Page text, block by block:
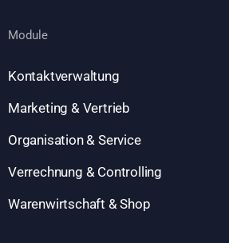
Module
Kontaktverwaltung
Marketing & Vertrieb
Organisation & Service
Verrechnung & Controlling
Warenwirtschaft & Shop